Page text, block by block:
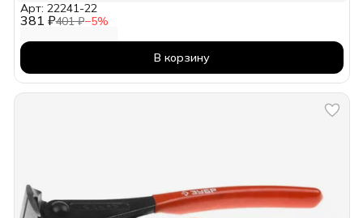
381 ₽401 ₽−5%
Арт: 22241-22
В корзину